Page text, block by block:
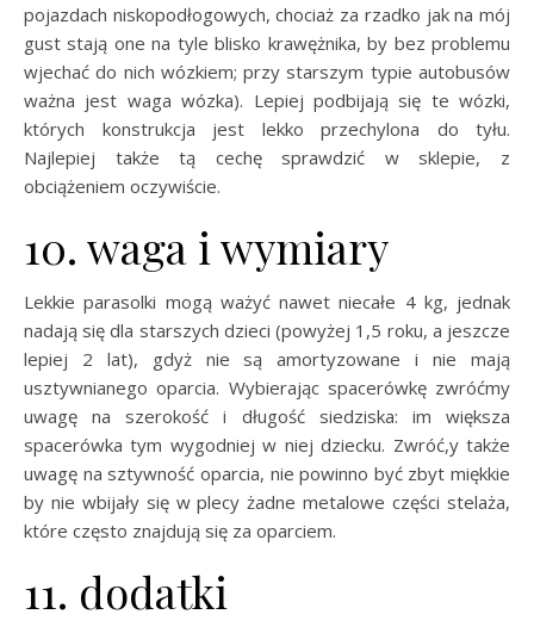
pojazdach niskopodłogowych, chociaż za rzadko jak na mój
gust stają one na tyle blisko krawężnika, by bez problemu
wjechać do nich wózkiem; przy starszym typie autobusów
ważna jest waga wózka). Lepiej podbijają się te wózki,
których konstrukcja jest lekko przechylona do tyłu.
Najlepiej także tą cechę sprawdzić w sklepie, z
obciążeniem oczywiście.
10. waga i wymiary
Lekkie parasolki mogą ważyć nawet niecałe 4 kg, jednak
nadają się dla starszych dzieci (powyżej 1,5 roku, a jeszcze
lepiej 2 lat), gdyż nie są amortyzowane i nie mają
usztywnianego oparcia. Wybierając spacerówkę zwróćmy
uwagę na szerokość i długość siedziska: im większa
spacerówka tym wygodniej w niej dziecku. Zwróć,y także
uwagę na sztywność oparcia, nie powinno być zbyt miękkie
by nie wbijały się w plecy żadne metalowe części stelaża,
które często znajdują się za oparciem.
11. dodatki